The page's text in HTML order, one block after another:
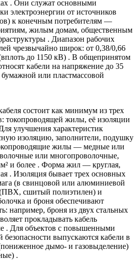
. Они служат основными
электроэнергии от источников
к конечным потребителям —
жилым домам, общественным
. Диапазон рабочих
чрезвычайно широк: от 0,38/0,66
до 1150 кВ) . В общепринятом
кабели на напряжение до 35
или пластмассовой
состоит как минимум из трех
токопроводящей жилы, её изоляции
улучшения характеристик
изоляцию, заполнители, подушку
жилы — медные или
или многопроволочные,
и более . Форма жил — круглая,
. Изоляция бывает трех основных
(в свинцовой или алюминиевой
сшитый полиэтилен) и
и броня обеспечивают
например, броня из двух стальных
прокладывать кабель
. Для объектов с повышенными
выпускаются кабели в
дымо- и газовыделение)
.